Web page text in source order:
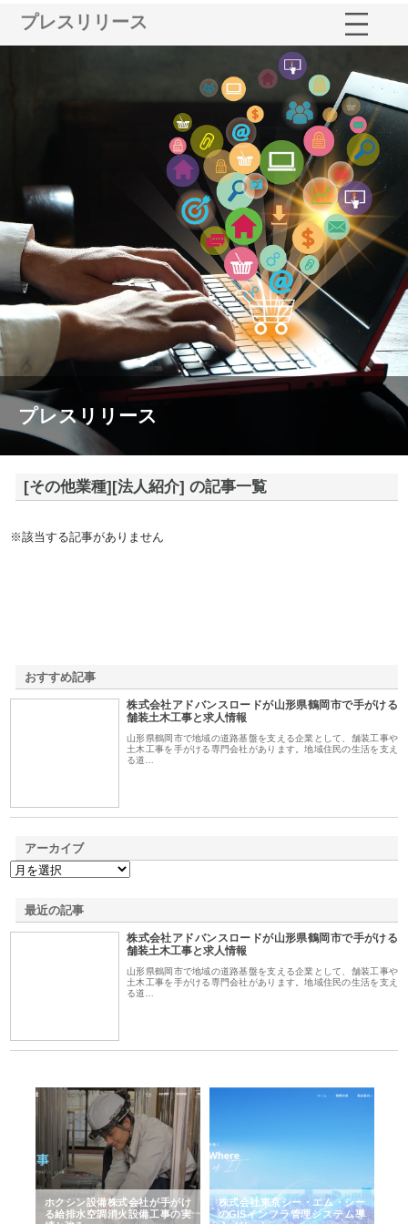
プレスリリース
プレスリリース
[その他業種][法人紹介] の記事一覧
※該当する記事がありません
おすすめ記事
株式会社アドバンスロードが山形県鶴岡市で手がける
舗装土木工事と求人情報
山形県鶴岡市で地域の道路基盤を支える企業として、舗装工事や
土木工事を手がける専門会社があります。地域住民の生活を支え
る道…
アーカイブ
最近の記事
株式会社アドバンスロードが山形県鶴岡市で手がける
舗装土木工事と求人情報
山形県鶴岡市で地域の道路基盤を支える企業として、舗装工事や
土木工事を手がける専門会社があります。地域住民の生活を支え
る道…
ホクシン設備株式会社が手がけ
る給排水空調消火設備工事の実
株式会社東京シー・エム・シー
のGISインフラ管理システム導